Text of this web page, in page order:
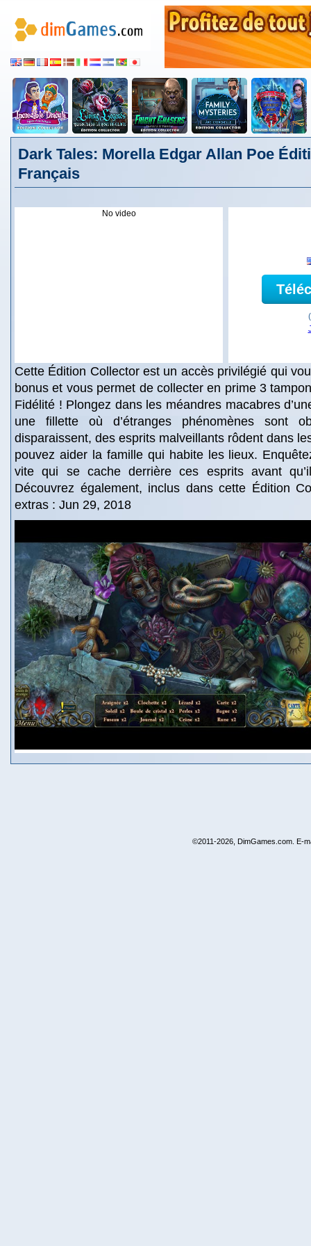
Dark Tales: Morella Edgar Allan Poe
Français
No video
Cette Édition Collector est un accès privilégié qui
bonus et vous permet de collecter en prime 3
Fidélité ! Plongez dans les méandres macabres
une fillette où d’étranges phénomènes sont
disparaissent, des esprits malveillants rôdent dans
pouvez aider la famille qui habite les lieux.
vite qui se cache derrière ces esprits avant
Découvrez également, inclus dans cette Édition
extras : Jun 29, 2018
©2011-2026, DimGames.com. E-